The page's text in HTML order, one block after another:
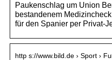
Paukenschlag um Union
bestandenem
für den Spanier per Privat-
http s://www.bild.de › Sport ›